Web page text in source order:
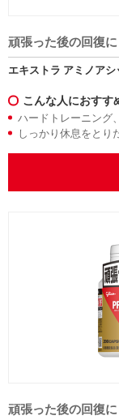
頑張った後の回復
エキストラ アミノアシ
こんな人におすす
ハードトレーニング
しっかり休息をとり
頑張った後の回復に
ク